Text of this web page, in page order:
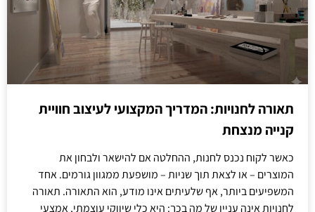
תאורה לחנויות: המדריך המקצועי לעיצוב חוויית
קנייה מנצחת
כאשר לקוח נכנס לחנות, ההחלטה אם להישאר ולבחון את
המוצרים – או לצאת תוך שניות – מושפעת ממגוון גורמים. אחד
המשפיעים ביותר, אף שלעיתים אינו מודע, הוא התאורה. תאורה
לחנויות אינה עניין של מה בכך: היא כלי שיווקי עוצמתי, אמצעי